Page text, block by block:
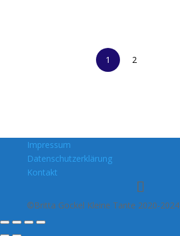
1 2
Impressum
Datenschutzerklärung
Kontakt
©Britta Gockel Kleine Tante 2020-2024